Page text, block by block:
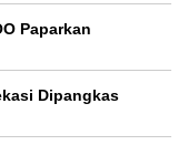
Paparkan
Dipangkas